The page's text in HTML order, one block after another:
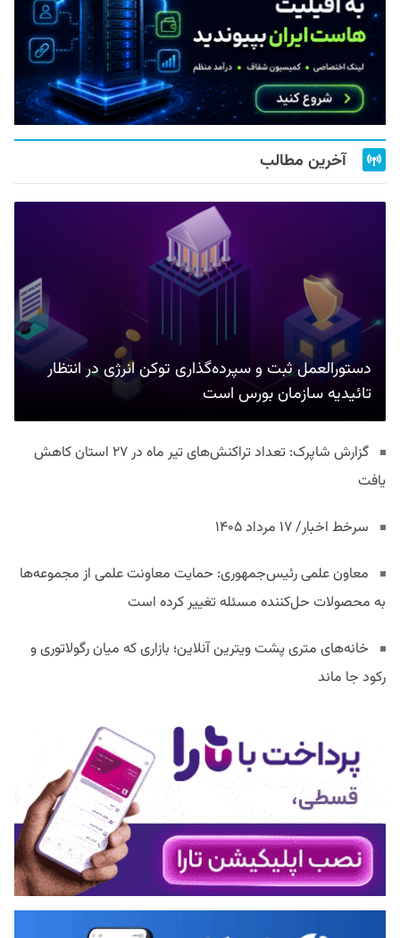
آخرین مطالب
دستورالعمل ثبت و سپرده‌گذاری توکن انرژی در انتظار
تائیدیه سازمان بورس است
گزارش شاپرک: تعداد تراکنش‌های تیر ماه در ۲۷ استان‌ کاهش
یافت
سرخط اخبار/ ۱۷ مرداد ۱۴۰۵
معاون علمی رئیس‌جمهوری: حمایت معاونت علمی از مجموعه‌ها
به محصولات حل‌کننده مسئله تغییر کرده است
خانه‌های متری پشت ویترین آنلاین؛ بازاری که میان رگولاتوری و
رکود جا ماند